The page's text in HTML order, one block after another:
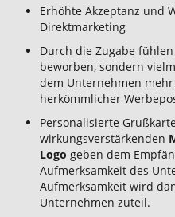
Erhöhte Akzeptanz und
Direktmarketing
Durch die Zugabe
beworben, sondern
dem Unternehmen
herkömmlicher
Personalisierte
wirkungsverstärkenden
Logo geben dem
Aufmerksamkeit des
Aufmerksamkeit wird
Unternehmen zuteil.